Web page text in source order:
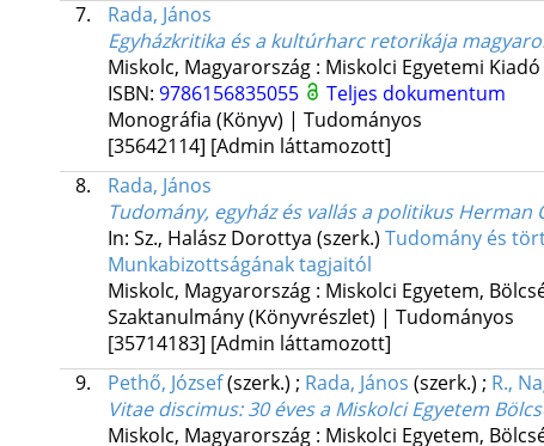
7.
Rada, János
Egyházkritika és a kultúrharc retorikája
Miskolc, Magyarország : Miskolci Egyetemi Kiadó
ISBN: 9786156835055
Teljes dokumentum
Monográfia (Könyv) | Tudományos
[35642114] [Admin láttamozott]
8.
Rada, János
Tudomány, egyház és vallás a politikus
In: Sz., Halász Dorottya (szerk.) Tudomány és
Munkabizottságának tagjaitól
Miskolc, Magyarország : Miskolci Egyetem,
Szaktanulmány (Könyvrészlet) | Tudományos
[35714183] [Admin láttamozott]
9.
Pethő, József(szerk.) ; Rada, János (szerk.) ; R.,
Vitae discimus: 30 éves a Miskolci Egyetem
Miskolc, Magyarország : Miskolci Egyetem,